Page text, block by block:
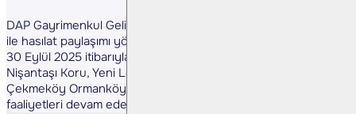
DAP Gayrimenkul Geliştirme (DAPGM TI), Emlak Konut GYO
ile hasılat paylaşımı yöntemiyle yürüttüğü projelere ilişkin
30 Eylül 2025 itibarıyla satış ve inşaat gelişmelerini paylaştı.
Nişantaşı Koru, Yeni Levent, Validebağ Konakları ve
Çekmeköy Ormanköy projelerinde satış ve kiralama
faaliyetleri devam ederken, ...